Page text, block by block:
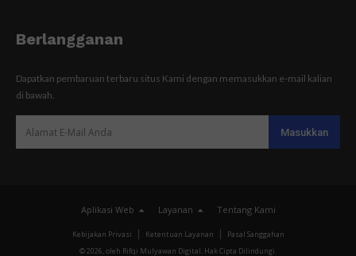
Berlangganan
Dapatkan pembaruan terbaru situs Kami dengan memasukkan e-mail kalian
di bawah.
Aplikasi Web Layanan Tentang Kami
Kebijakan Privasi Ketentuan Layanan
Pasal Sanggahan
© 2026, oleh Rifqi Mulyawan Digital. Hak Cipta Dilindungi.